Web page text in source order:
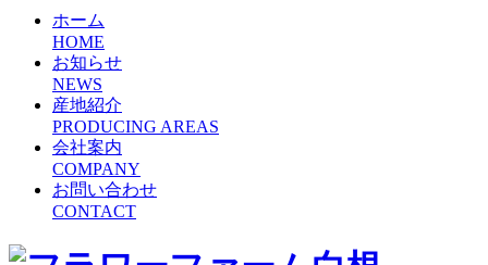
ホーム
HOME
お知らせ
NEWS
産地紹介
PRODUCING AREAS
会社案内
COMPANY
お問い合わせ
CONTACT